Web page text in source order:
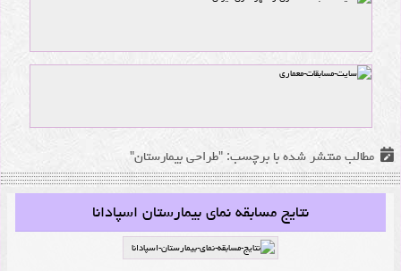
مطالب منتشر شده با برچسب: "طراحی بیمارستان"
نتایج مسابقه نمای بیمارستان اسپادانا